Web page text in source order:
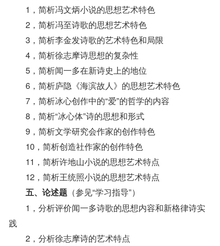
1，简析冯文炳小说的思想艺术特色
2，简析冯至诗歌的思想艺术特色
3，简析李金发诗歌的艺术特色和局限
4，简析徐志摩诗思想的复杂性
5，简析闻一多在新诗史上的地位
6，简析庐隐《海滨故人》的思想艺术特色
7，简析冰心创作中的“爱”的哲学的内容
8，简析“冰心体”诗的思想和形式
9，简析文学研究会作家的创作特色
10，简析创造社作家的创作特色
11，简析许地山小说的思想艺术特点
12，简析王统照小说的思想艺术特点
五、论述题（参见“学习指导”）
1，分析评价闻一多诗歌的思想内容和新格律诗实
践
2，分析徐志摩诗的艺术特点